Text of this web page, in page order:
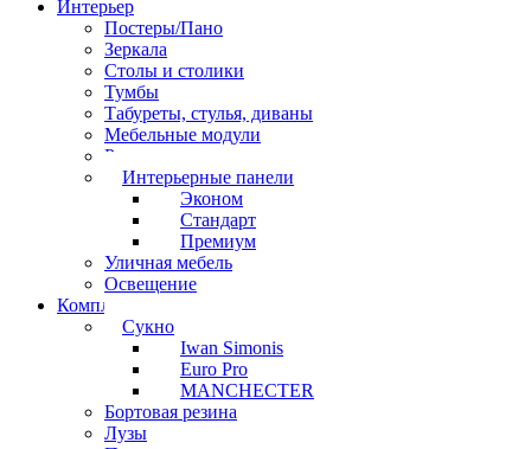
Интерьер
Постеры/Пано
Зеркала
Столы и столики
Тумбы
Табуреты, стулья, диваны
Мебельные модули
Рамы под картины
Интерьерные панели
Эконом
Стандарт
Премиум
Уличная мебель
Освещение
Комплектующие
Сукно
Iwan Simonis
Euro Pro
MANCHECTER
Бортовая резина
Лузы